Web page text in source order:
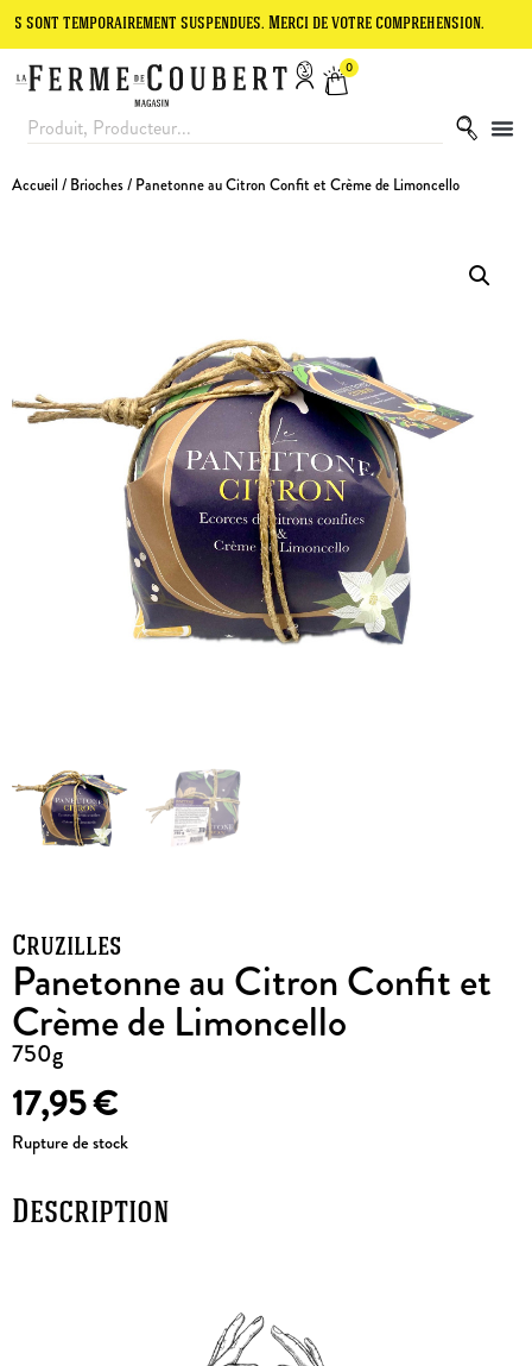
suspendues. Merci de votre compréhension. Le site
0
Accueil / Brioches/ Panetonne au Citron Confit et Crème de Limoncello
Cruzilles
Panetonne au Citron Confit et
Crème de Limoncello
750g
17,95€
Rupture de stock
Description